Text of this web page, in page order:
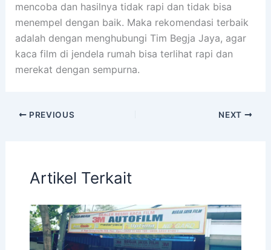
mencoba dan hasilnya tidak rapi dan tidak bisa
menempel dengan baik. Maka rekomendasi terbaik
adalah dengan menghubungi Tim Begja Jaya, agar
kaca film di jendela rumah bisa terlihat rapi dan
merekat dengan sempurna.
PREVIOUS NEXT
Artikel Terkait